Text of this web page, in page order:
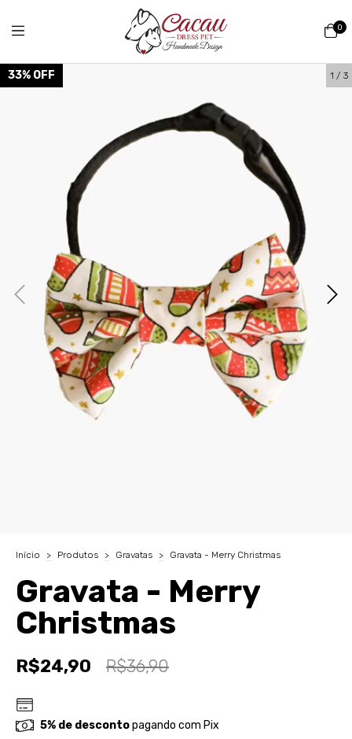
0
33% OFF 1 / 3
Início > Produtos > Gravatas > Gravata - Merry Christmas
Gravata - Merry
Christmas
R$24,90 R$36,90
5% de descontopagando com Pix